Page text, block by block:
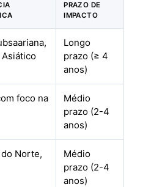
PRAZO DE
IMPACTO
Longo
prazo (≥ 4
anos)
foco na
Médio
prazo (2-4
anos)
Norte,
Médio
prazo (2-4
anos)